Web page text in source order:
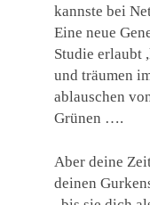
kannste bei
Eine neue
Studie erlaubt
und träumen
ablauschen
Grünen ….
Aber deine
deinen